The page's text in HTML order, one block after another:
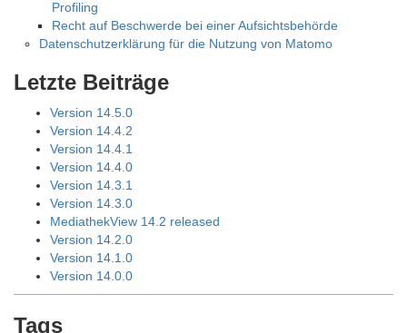
Profiling
Recht auf Beschwerde bei einer Aufsichtsbehörde
Datenschutzerklärung für die Nutzung von Matomo
Letzte Beiträge
Version 14.5.0
Version 14.4.2
Version 14.4.1
Version 14.4.0
Version 14.3.1
Version 14.3.0
MediathekView 14.2 released
Version 14.2.0
Version 14.1.0
Version 14.0.0
Tags